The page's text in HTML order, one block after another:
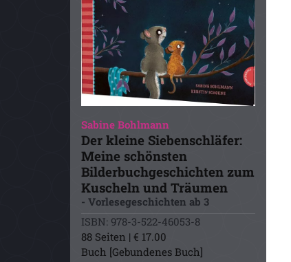
Sabine Bohlmann
Der kleine Siebenschläfer:
Meine schönsten
Bilderbuchgeschichten zum
Kuscheln und Träumen
- Vorlesegeschichten ab 3
ISBN: 978-3-522-46053-8
88 Seiten | € 17.00
Buch [Gebundenes Buch]